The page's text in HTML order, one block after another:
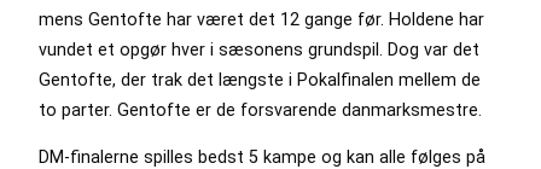
mens Gentofte har været det 12 gange før. Holdene har
vundet et opgør hver i sæsonens grundspil. Dog var det
Gentofte, der trak det længste i Pokalfinalen mellem de
to parter. Gentofte er de forsvarende danmarksmestre.
DM-finalerne spilles bedst 5 kampe og kan alle følges på